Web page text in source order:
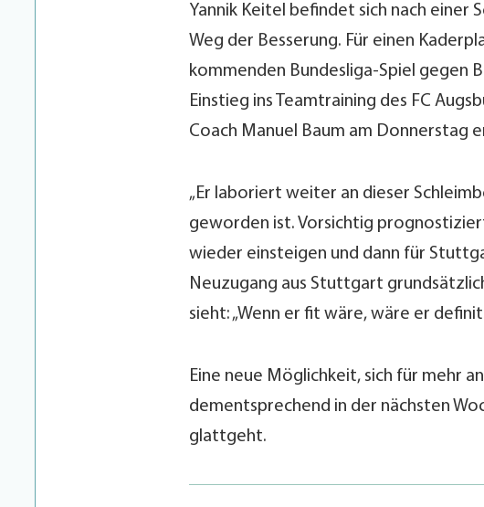
Yannik Keitel befindet sich nach einer
Weg der Besserung. Für einen
kommenden Bundesliga-Spiel gegen
Einstieg ins Teamtraining des FC
Coach Manuel Baum am Donnerstag
„Er laboriert weiter an dieser
geworden ist. Vorsichtig
wieder einsteigen und dann für
Neuzugang aus Stuttgart
sieht: „Wenn er fit wäre, wäre er
Eine neue Möglichkeit, sich für mehr
dementsprechend in der nächsten
glattgeht.